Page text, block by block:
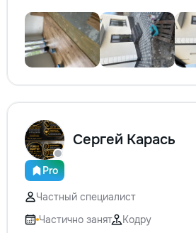
Pro
Сергей Карась
Частный специалист
Частично занят
Кодру